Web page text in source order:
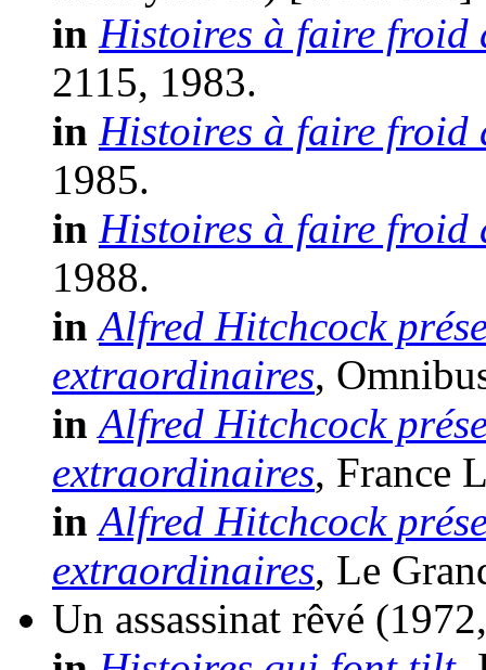
in Histoires à faire froid
2115, 1983.
in Histoires à faire froid
1985.
in Histoires à faire froid
1988.
in Alfred Hitchcock
extraordinaires,
in Alfred Hitchcock
extraordinaires, France
in Alfred Hitchcock
extraordinaires, Le
Un assassinat rêvé